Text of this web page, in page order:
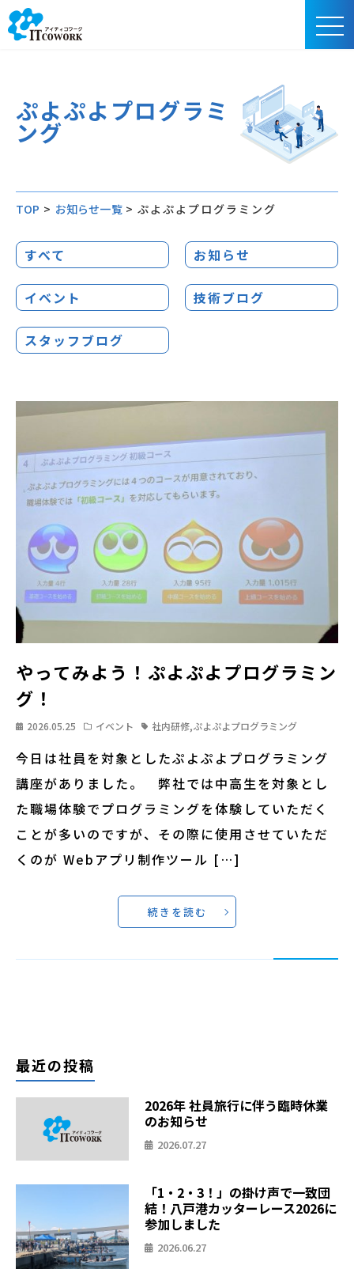
ぷよぷよプログラミ
ング
TOP > お知らせ一覧 > ぷよぷよプログラミング
すべて お知らせ
イベント 技術ブログ
スタッフブログ
やってみよう！ぷよぷよプログラミン
グ！
2026.05.25 イベント 社内研修,ぷよぷよプログラミング
今日は社員を対象としたぷよぷよプログラミング
講座がありました。 弊社では中高生を対象とし
た職場体験でプログラミングを体験していただく
ことが多いのですが、その際に使用させていただ
くのが Webアプリ制作ツール […]
続きを読む
最近の投稿
2026年 社員旅行に伴う臨時休業
のお知らせ
2026.07.27
「1・2・3！」の掛け声で一致団
結！八戸港カッターレース2026に
参加しました
2026.06.27